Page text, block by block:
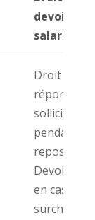
devoirs du
salarié
Droit de
répondre
pendant les
repos/
Devoir
en cas de
surcharge.